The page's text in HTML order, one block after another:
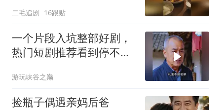
二毛追剧 16跟贴
一个片段入坑整部好剧，
热门短剧推荐看到停不下
游玩峡谷之巅
捡瓶子偶遇亲妈后爸